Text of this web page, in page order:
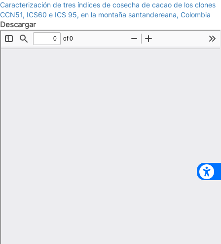
Caracterización de tres índices de cosecha de cacao de los clones
CCN51, ICS60 e ICS 95, en la montaña santandereana, Colombia
Descargar